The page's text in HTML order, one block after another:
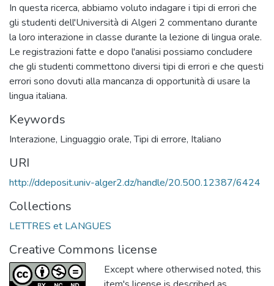
In questa ricerca, abbiamo voluto indagare i tipi di errori che
gli studenti dell'Università di Algeri 2 commentano durante
la loro interazione in classe durante la lezione di lingua orale.
Le registrazioni fatte e dopo l'analisi possiamo concludere
che gli studenti commettono diversi tipi di errori e che questi
errori sono dovuti alla mancanza di opportunità di usare la
lingua italiana.
Keywords
Interazione, Linguaggio orale,Tipi di errore, Italiano
URI
http://ddeposit.univ-alger2.dz/handle/20.500.12387/6424
Collections
LETTRES et LANGUES
Creative Commons license
Except where otherwised noted, this